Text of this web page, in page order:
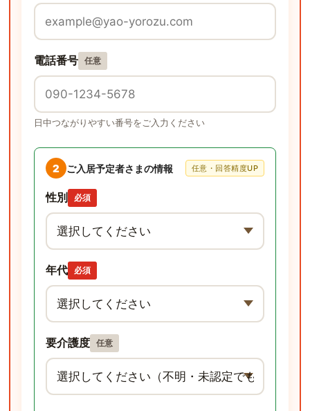
電話番号 任意
日中つながりやすい番号をご入力ください
2 ご入居予定者さまの情報 任意・回答精度UP
性別 必須
年代 必須
要介護度 任意